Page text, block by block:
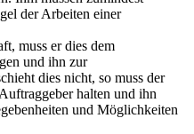
der Arbeiten einer
muss er dies dem
und ihn zur
dies nicht, so muss der
halten und ihn
und Möglichkeiten